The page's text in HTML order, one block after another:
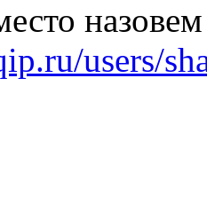
назовем
users/